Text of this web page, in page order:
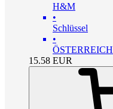
H&M
•
Schlüssel
•
ÖSTERREICH
15.58 EUR